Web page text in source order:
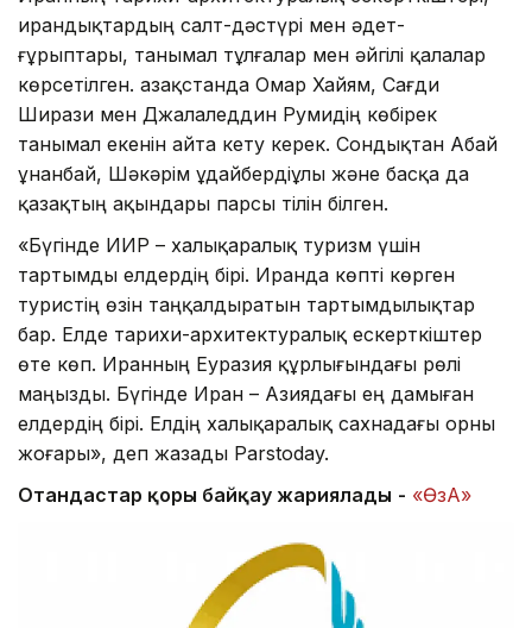
ирандықтардың салт-дәстүрі мен әдет-
ғұрыптары, танымал тұлғалар мен әйгілі қалалар
көрсетілген. Қазақстанда Омар Хайям, Сағди
Ширази мен Джалаледдин Румидің көбірек
танымал екенін айта кету керек. Сондықтан Абай
Құнанбай, Шәкәрім Құдайбердіұлы және басқа да
қазақтың ақындары парсы тілін білген.
«Бүгінде ИИР – халықаралық туризм үшін
тартымды елдердің бірі. Иранда көпті көрген
туристің өзін таңқалдыратын тартымдылықтар
бар. Елде тарихи-архитектуралық ескерткіштер
өте көп. Иранның Еуразия құрлығындағы рөлі
маңызды. Бүгінде Иран – Азиядағы ең дамыған
елдердің бірі. Елдің халықаралық сахнадағы орны
жоғары», деп жазады Parstoday.
Отандастар қоры байқау жариялады - «ӨзА»